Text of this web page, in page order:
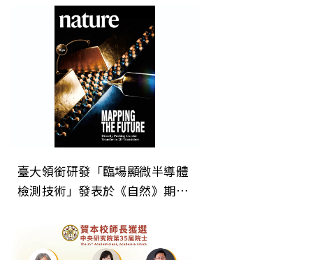
電」新方向
臺大領銜研發「臨場顯微半導體
檢測技術」發表於《自然》期
直接檢測技術